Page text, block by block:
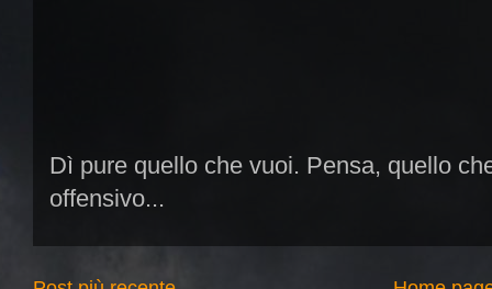
Dì pure quello che vuoi. Pensa, quello
offensivo...